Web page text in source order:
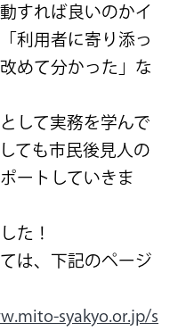
すれば良いのかイ
利用者に寄り添っ
めて分かった」な
して実務を学んで
ても市民後見人の
ートしていきま
た！
は、下記のページ
syakyo.or.jp/s